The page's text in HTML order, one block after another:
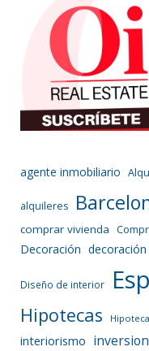
agente inmobiliario
alquileres
comprar vivienda
Decoración
Diseño de interior
Hipotecas
interiorismo